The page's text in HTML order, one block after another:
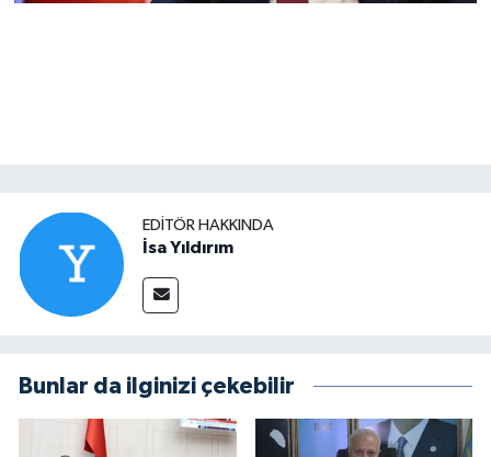
EDITÖR HAKKINDA
İsa Yıldırım
Bunlar da ilginizi çekebilir